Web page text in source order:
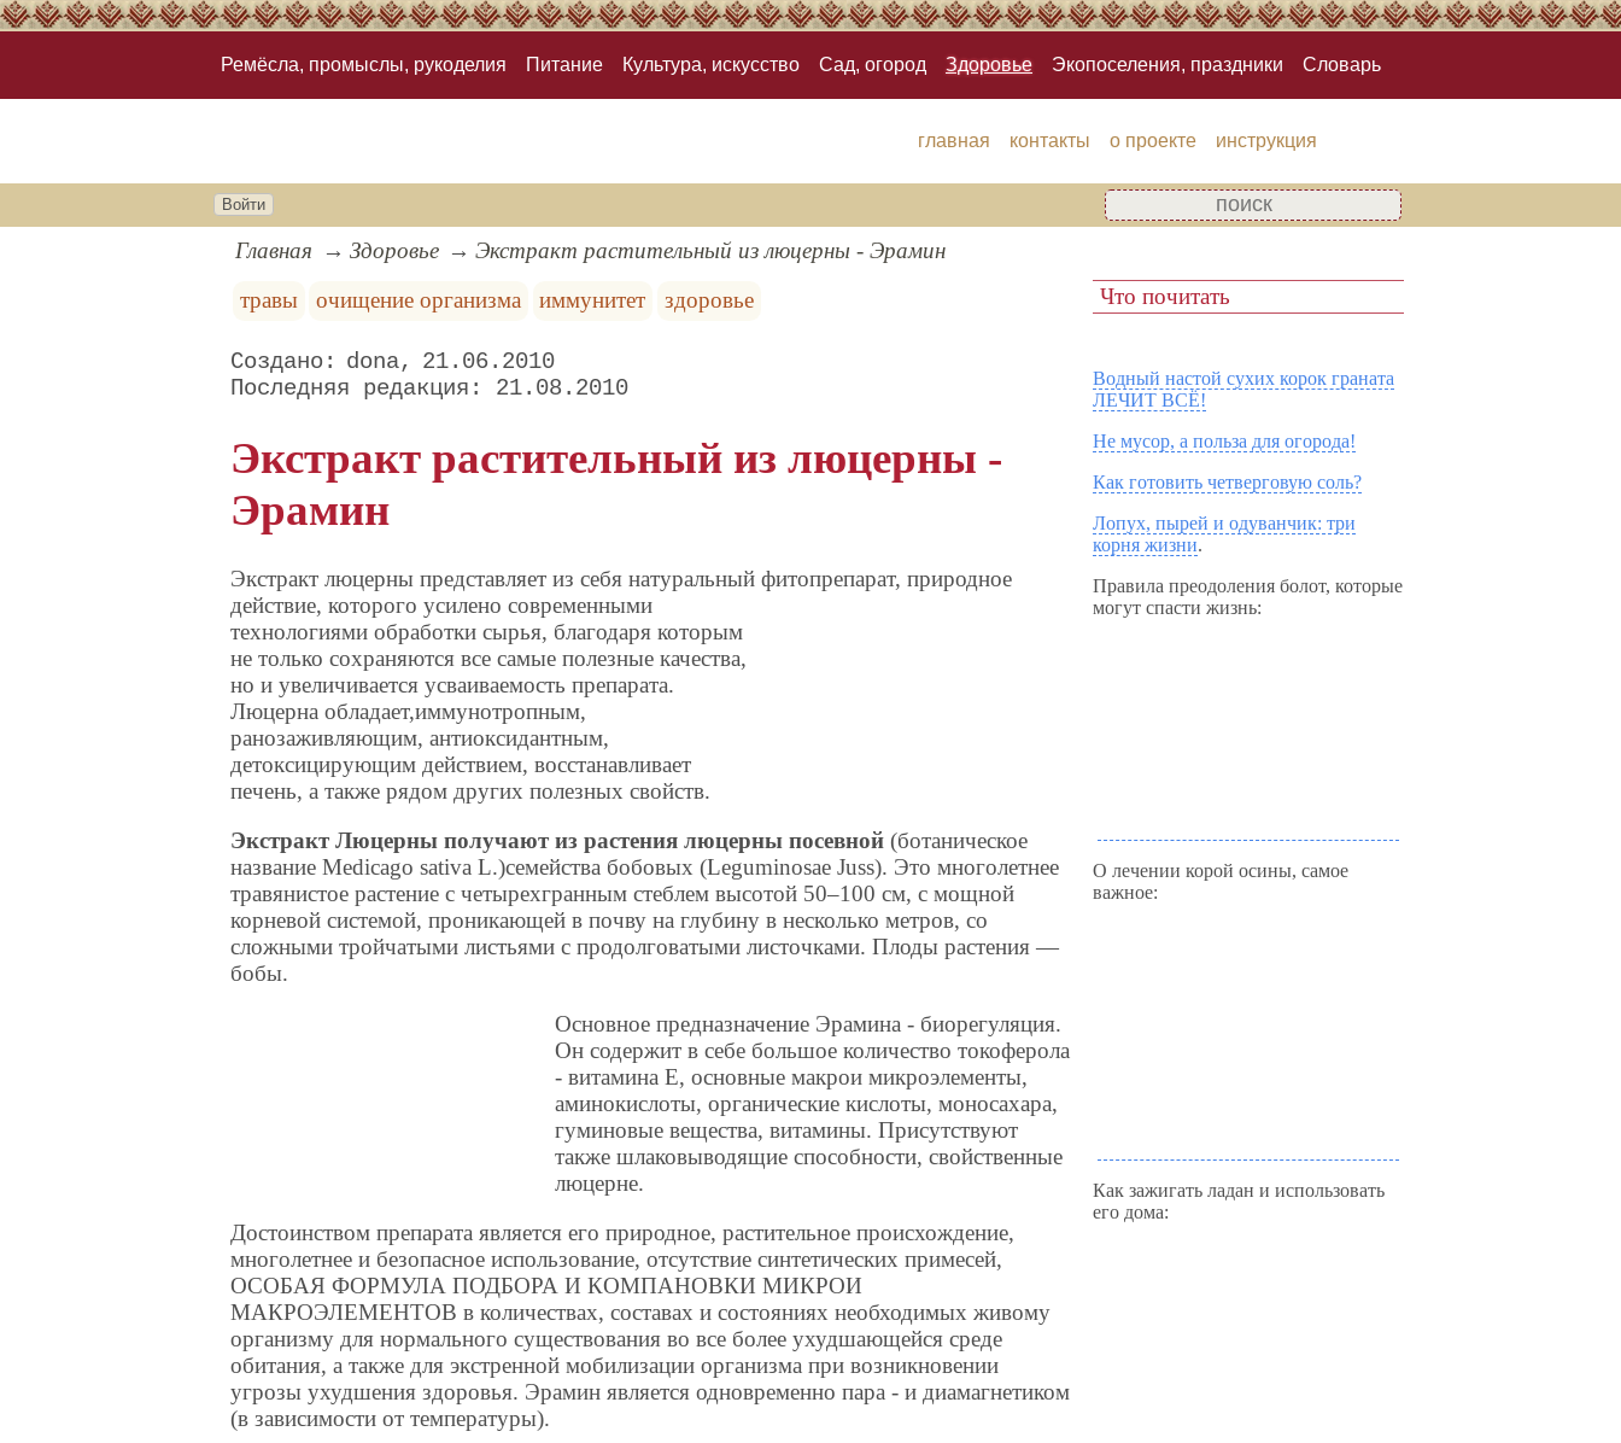
Ремёсла, промыслы, рукоделия Питание Культура, искусство Сад, огород Здоровье Экопоселения, праздники Словарь
главная контакты о проекте инструкция
Войти
Главная Здоровье
Экстракт растительный из люцерны - Эрамин
травы
очищение организма иммунитет здоровье
dona
21.06.2010
21.08.2010
Экстракт растительный из люцерны -
Эрамин
Экстракт люцерны представляет из себя натуральный фитопрепарат, природное
действие, которого усилено современными
технологиями обработки сырья, благодаря которым
не только сохраняются все самые полезные качества,
но и увеличивается усваиваемость препарата.
Люцерна обладает,иммунотропным,
ранозаживляющим, антиоксидантным,
детоксицирующим действием, восстанавливает
печень, а также рядом других полезных свойств.
Экстракт Люцерны получают из растения люцерны посевной (ботаническое
название Medicago sativa L.)семейства бобовых (Leguminosae Juss). Это многолетнее
травянистое растение с четырехгранным стеблем высотой 50–100 см, с мощной
корневой системой, проникающей в почву на глубину в несколько метров, со
сложными тройчатыми листьями с продолговатыми листочками. Плоды растения —
бобы.
Основное предназначение Эрамина - биорегуляция.
Он содержит в себе большое количество токоферола
- витамина Е, основные макрои микроэлементы,
аминокислоты, органические кислоты, моносахара,
гуминовые вещества, витамины. Присутствуют
также шлаковыводящие способности, свойственные
люцерне.
Достоинством препарата является его природное, растительное происхождение,
многолетнее и безопасное использование, отсутствие синтетических примесей,
ОСОБАЯ ФОРМУЛА ПОДБОРА И КОМПАНОВКИ МИКРОИ
МАКРОЭЛЕМЕНТОВ в количествах, составах и состояниях необходимых живому
организму для нормального существования во все более ухудшающейся среде
обитания, а также для экстренной мобилизации организма при возникновении
угрозы ухудшения здоровья. Эрамин является одновременно пара - и диамагнетиком
(в зависимости от температуры).
Что почитать
Водный настой сухих корок граната
ЛЕЧИТ ВСЁ!
Не мусор, а польза для огорода!
Как готовить четверговую соль?
Лопух, пырей и одуванчик: три
корня жизни.
Правила преодоления болот, которые
могут спасти жизнь:
О лечении корой осины, самое
важное:
Как зажигать ладан и использовать
его дома: